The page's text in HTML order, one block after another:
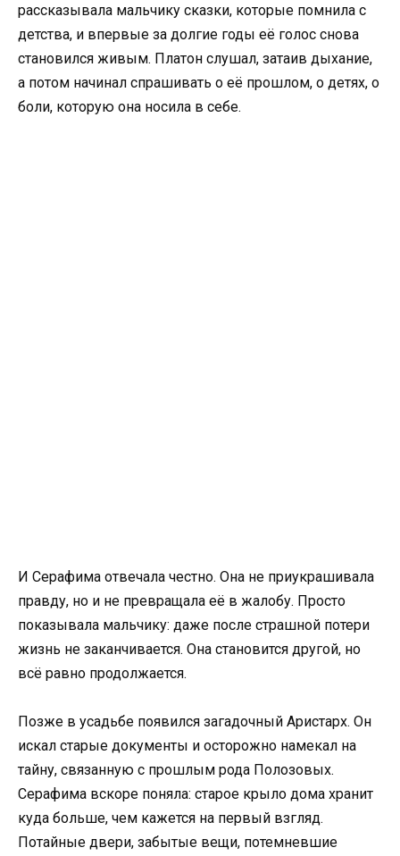
рассказывала мальчику сказки, которые помнила с
детства, и впервые за долгие годы её голос снова
становился живым. Платон слушал, затаив дыхание,
а потом начинал спрашивать о её прошлом, о детях, о
боли, которую она носила в себе.
И Серафима отвечала честно. Она не приукрашивала
правду, но и не превращала её в жалобу. Просто
показывала мальчику: даже после страшной потери
жизнь не заканчивается. Она становится другой, но
всё равно продолжается.
Позже в усадьбе появился загадочный Аристарх. Он
искал старые документы и осторожно намекал на
тайну, связанную с прошлым рода Полозовых.
Серафима вскоре поняла: старое крыло дома хранит
куда больше, чем кажется на первый взгляд.
Потайные двери, забытые вещи, потемневшие